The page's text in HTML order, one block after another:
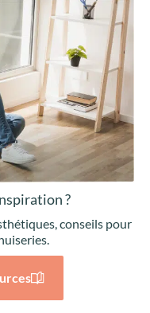
?
conseils pour